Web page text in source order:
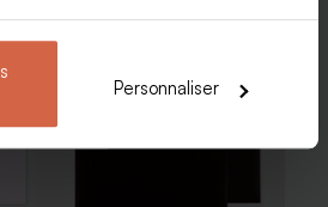
Personnaliser
Etiquette contenant dragées
ronde vierge 100%